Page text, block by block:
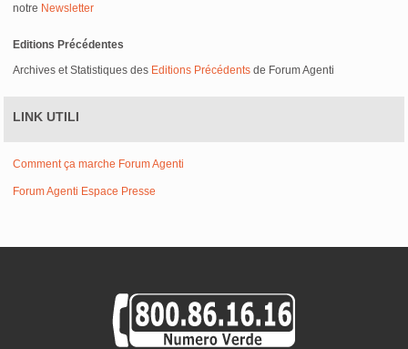
notre Newsletter
Editions Précédentes
Archives et Statistiques des Editions Précédents de Forum Agenti
LINK UTILI
Comment ça marche Forum Agenti
Forum Agenti Espace Presse